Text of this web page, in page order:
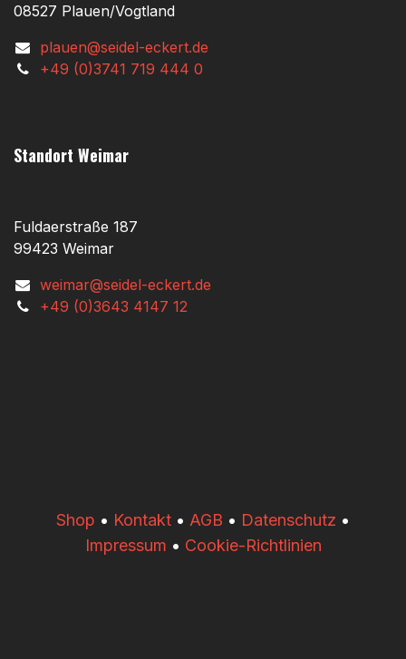
08527 Plauen/Vogtland
plauen@seidel-eckert.de
+49 (0)3741 719 444 0
Standort Weimar
Fuldaerstraße 187
99423 Weimar
weimar@seidel-eckert.de
+49 (0)3643 4147 12
​​Shop • Kontakt • AGB • Datenschutz •
Impressum • Cookie-Richtlinien